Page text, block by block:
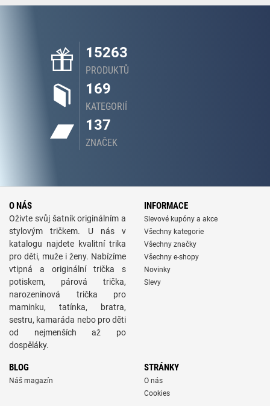
15263
PRODUKTŮ
169
KATEGORIÍ
137
ZNAČEK
O NÁS
Oživte svůj šatník originálním a
stylovým tričkem. U nás v
katalogu najdete kvalitní trika
pro děti, muže i ženy. Nabízíme
vtipná a originální trička s
potiskem, párová trička,
narozeninová trička pro
maminku, tatínka, bratra,
sestru, kamaráda nebo pro děti
od nejmenších až po
dospěláky.
INFORMACE
Slevové kupóny a akce
Všechny kategorie
Všechny značky
Všechny e-shopy
Novinky
Slevy
BLOG
Náš magazín
STRÁNKY
O nás
Cookies